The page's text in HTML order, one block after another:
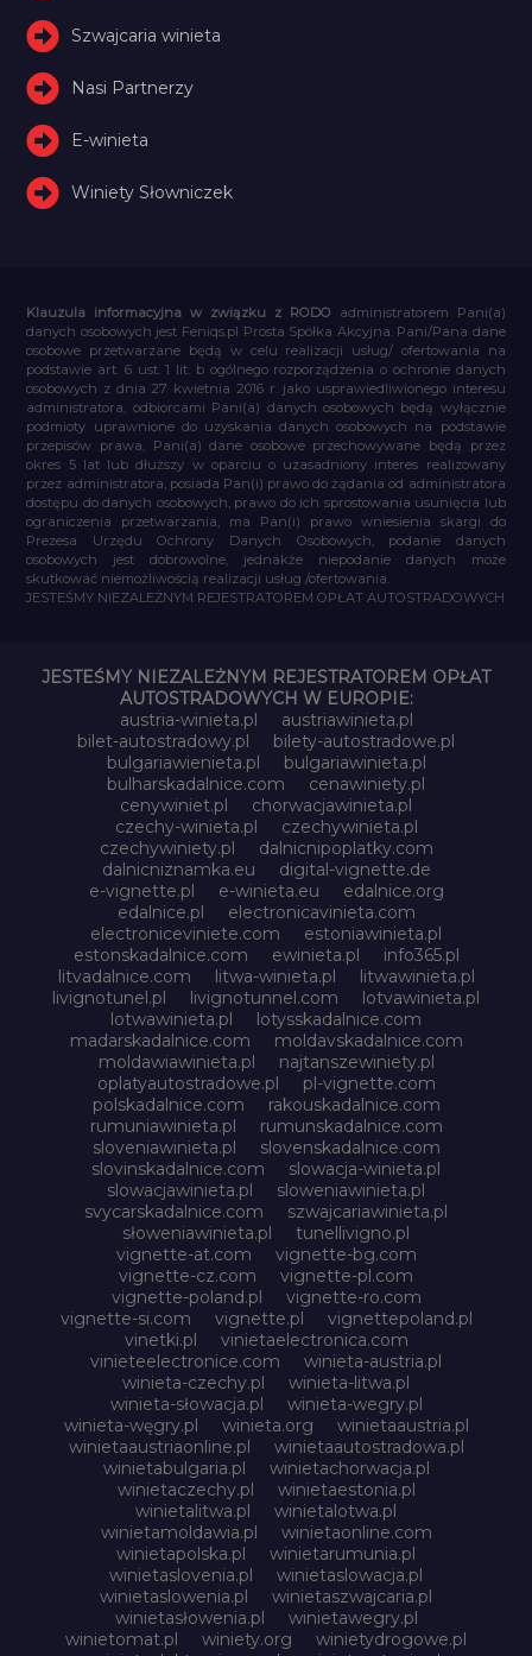
Szwajcaria winieta
Nasi Partnerzy
E-winieta
Winiety Słowniczek
Klauzula informacyjna w związku z RODO administratorem Pani(a)
danych osobowych jest Feniqs.pl Prosta Spółka Akcyjna. Pani/Pana dane
osobowe przetwarzane będą w celu realizacji usług/ ofertowania na
podstawie art. 6 ust. 1 lit. b ogólnego rozporządzenia o ochronie danych
osobowych z dnia 27 kwietnia 2016 r. jako usprawiedliwionego interesu
administratora, odbiorcami Pani(a) danych osobowych będą wyłącznie
podmioty uprawnione do uzyskania danych osobowych na podstawie
przepisów prawa, Pani(a) dane osobowe przechowywane będą przez
okres 5 lat lub dłuższy w oparciu o uzasadniony interes realizowany
przez administratora, posiada Pan(i) prawo do żądania od administratora
dostępu do danych osobowych, prawo do ich sprostowania usunięcia lub
ograniczenia przetwarzania, ma Pan(i) prawo wniesienia skargi do
Prezesa Urzędu Ochrony Danych Osobowych, podanie danych
osobowych jest dobrowolne, jednakże niepodanie danych może
skutkować niemożliwością realizacji usług /ofertowania.
JESTEŚMY NIEZALEŻNYM REJESTRATOREM OPŁAT AUTOSTRADOWYCH
JESTEŚMY NIEZALEŻNYM REJESTRATOREM OPŁAT
AUTOSTRADOWYCH W EUROPIE:
austria-winieta.pl
austriawinieta.pl
bilet-autostradowy.pl
bilety-autostradowe.pl
bulgariawienieta.pl
bulgariawinieta.pl
bulharskadalnice.com
cenawiniety.pl
cenywiniet.pl
chorwacjawinieta.pl
czechy-winieta.pl
czechywinieta.pl
czechywiniety.pl
dalnicnipoplatky.com
dalnicniznamka.eu
digital-vignette.de
e-vignette.pl
e-winieta.eu
edalnice.org
edalnice.pl
electronicavinieta.com
electroniceviniete.com
estoniawinieta.pl
estonskadalnice.com
ewinieta.pl
info365.pl
litvadalnice.com
litwa-winieta.pl
litwawinieta.pl
livignotunel.pl
livignotunnel.com
lotvawinieta.pl
lotwawinieta.pl
lotysskadalnice.com
madarskadalnice.com
moldavskadalnice.com
moldawiawinieta.pl
najtanszewiniety.pl
oplatyautostradowe.pl
pl-vignette.com
polskadalnice.com
rakouskadalnice.com
rumuniawinieta.pl
rumunskadalnice.com
sloveniawinieta.pl
slovenskadalnice.com
slovinskadalnice.com
slowacja-winieta.pl
slowacjawinieta.pl
sloweniawinieta.pl
svycarskadalnice.com
szwajcariawinieta.pl
słoweniawinieta.pl
tunellivigno.pl
vignette-at.com
vignette-bg.com
vignette-cz.com
vignette-pl.com
vignette-poland.pl
vignette-ro.com
vignette-si.com
vignette.pl
vignettepoland.pl
vinetki.pl
vinietaelectronica.com
vinieteelectronice.com
winieta-austria.pl
winieta-czechy.pl
winieta-litwa.pl
winieta-słowacja.pl
winieta-wegry.pl
winieta-węgry.pl
winieta.org
winietaaustria.pl
winietaaustriaonline.pl
winietaautostradowa.pl
winietabulgaria.pl
winietachorwacja.pl
winietaczechy.pl
winietaestonia.pl
winietalitwa.pl
winietalotwa.pl
winietamoldawia.pl
winietaonline.com
winietapolska.pl
winietarumunia.pl
winietaslovenia.pl
winietaslowacja.pl
winietaslowenia.pl
winietaszwajcaria.pl
winietasłowenia.pl
winietawegry.pl
winietomat.pl
winiety.org
winietydrogowe.pl